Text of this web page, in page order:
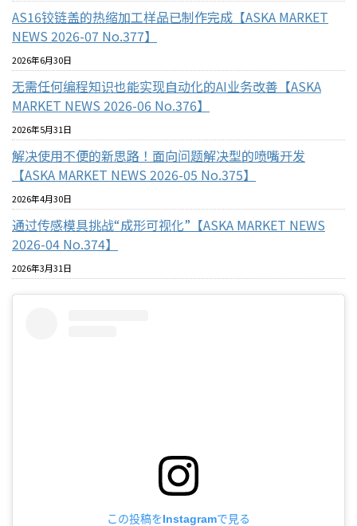
AS16铰链盖的热缩加工样品已制作完成【ASKA MARKET
NEWS 2026-07 No.377】
2026年6月30日
无需任何编程知识也能实现自动化的AI业务改善【ASKA
MARKET NEWS 2026-06 No.376】
2026年5月31日
解决使用不便的新思路！面向问题解决型的喷嘴开发
【ASKA MARKET NEWS 2026-05 No.375】
2026年4月30日
通过传感模具挑战“成形可视化”【ASKA MARKET NEWS
2026-04 No.374】
2026年3月31日
この投稿をInstagramで見る